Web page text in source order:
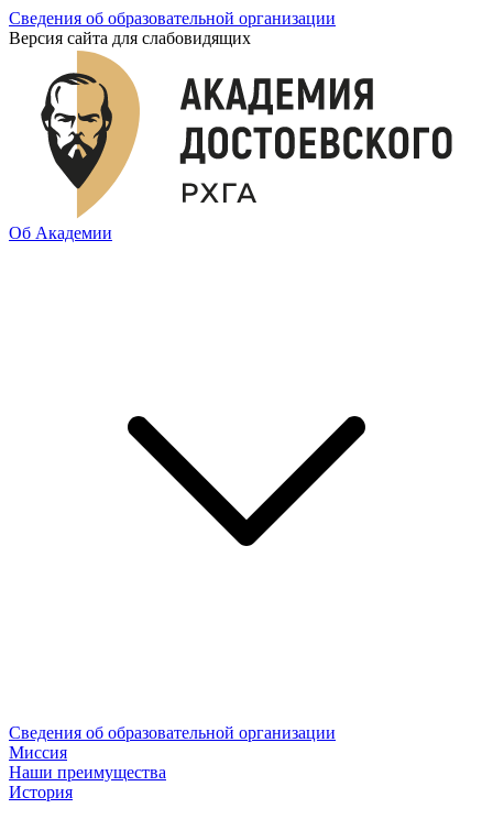
Сведения об образовательной организации
Версия сайта для слабовидящих
Об Академии
Сведения об образовательной организации
Миссия
Наши преимущества
История